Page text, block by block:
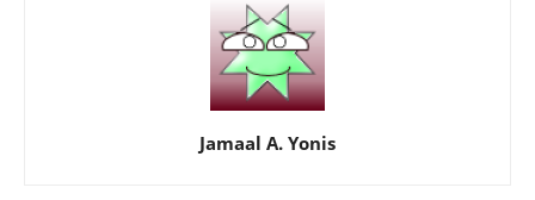
Jamaal A. Yonis